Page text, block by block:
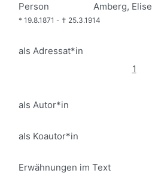
Person Amberg, Elise
* 19.8.1871 - † 25.3.1914
als Adressat*in
1
als Autor*in
als Koautor*in
Erwähnungen im Text